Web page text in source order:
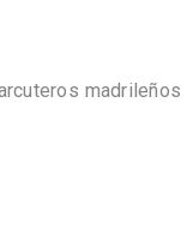
madrileños